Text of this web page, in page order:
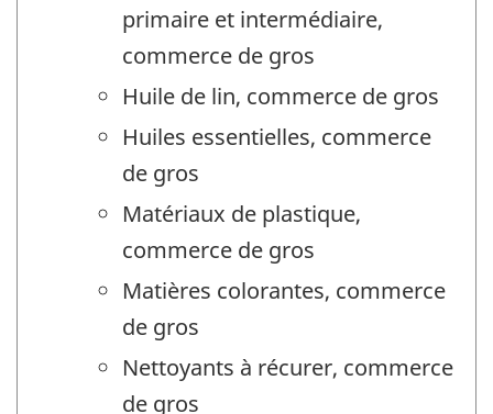
primaire et intermédiaire,
commerce de gros
Huile de lin, commerce de gros
Huiles essentielles, commerce
de gros
Matériaux de plastique,
commerce de gros
Matières colorantes, commerce
de gros
Nettoyants à récurer, commerce
de gros